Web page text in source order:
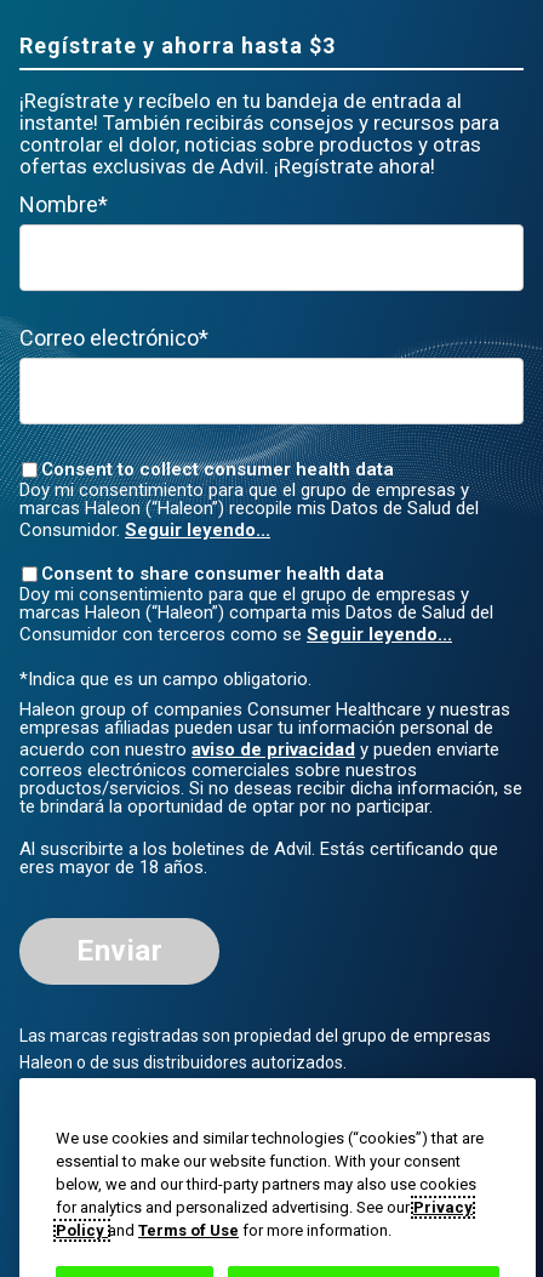
Regístrate y ahorra hasta $3
¡Regístrate y recíbelo en tu bandeja de entrada al
instante! También recibirás consejos y recursos para
controlar el dolor, noticias sobre productos y otras
ofertas exclusivas de Advil. ¡Regístrate ahora!
Nombre*
Correo electrónico*
Consent to collect consumer health data
Doy mi consentimiento para que el grupo de empresas y
marcas Haleon (“Haleon”) recopile mis Datos de Salud del
Consumidor. Seguir leyendo...
Consent to share consumer health data
Doy mi consentimiento para que el grupo de empresas y
marcas Haleon (“Haleon”) comparta mis Datos de Salud del
Consumidor con terceros como se Seguir leyendo...
*Indica que es un campo obligatorio.
Haleon group of companies Consumer Healthcare y nuestras
empresas afiliadas pueden usar tu información personal de
acuerdo con nuestro aviso de privacidad y pueden enviarte
correos electrónicos comerciales sobre nuestros
productos/servicios. Si no deseas recibir dicha información, se
te brindará la oportunidad de optar por no participar.
Al suscribirte a los boletines de Advil. Estás certificando que
eres mayor de 18 años.
Enviar
Las marcas registradas son propiedad del grupo de empresas
Haleon o de sus distribuidores autorizados.
Todos los derechos reservados. El contenido de este sitio web
está destinado únicamente al público estadounidense.
PM-US-ADV-25-00025
We use cookies and similar technologies (“cookies”) that are
essential to make our website function. With your consent
below, we and our third-party partners may also use cookies
for analytics and personalized advertising. See ourPrivacy
Policy and Terms of Use for more information.